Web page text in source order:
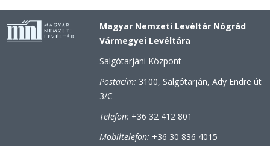
Magyar Nemzeti Levéltár Nógrád
Vármegyei Levéltára
Salgótarjáni Központ
Postacím: 3100, Salgótarján, Ady Endre út
3/C
Telefon: +36 32 412 801
Mobiltelefon: +36 30 836 4015